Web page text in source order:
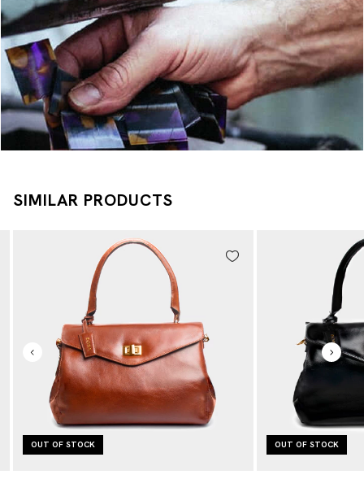
SIMILAR PRODUCTS
OUT OF STOCK OUT OF STOCK